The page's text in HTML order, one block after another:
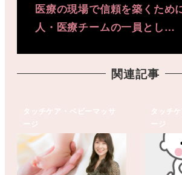
医療の現場で信頼を築くため
人・医療チームの一員とし…
関連記事
タッチケア・ベビーマッサ
ージ
タッチ
ージ